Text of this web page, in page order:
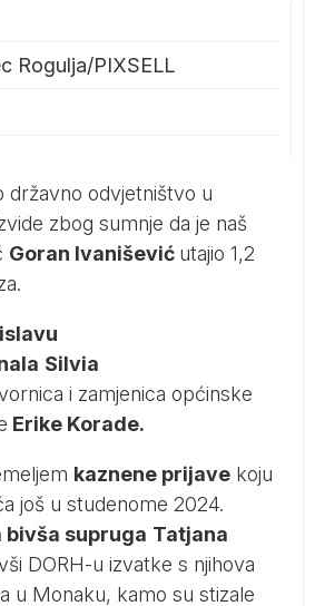
Rogulja/PIXSELL
državno odvjetništvo u
zbog sumnje da je naš
Goran Ivanišević utajio 1,2
a Silvia
i zamjenica općinske
Erike Korade.
kaznene prijave koju
još u studenome 2024.
bivša supruga Tatjana
DORH-u izvatke s njihova
u Monaku, kamo su stizale